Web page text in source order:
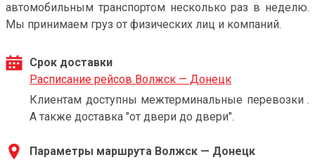
автомобильным транспортом несколько раз в неделю.
Мы принимаем груз от физических лиц и компаний.
Срок доставки
Расписание рейсов Волжск — Донецк
Клиентам доступны межтерминальные перевозки .
А также доставка "от двери до двери".
Параметры маршрута Волжск — Донецк